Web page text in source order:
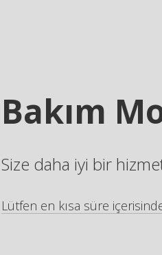
Bakım
Size daha iyi bir
Lütfen en kısa süre